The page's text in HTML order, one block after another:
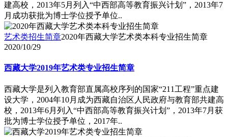
建高校，2013年5月列入“中西部高等教育振兴计划”，2013年7
月成功获批为博士学位授予单位..
艺术类招生简章2020年西藏大学艺术类本科专业招生简章
2020/10/29
西藏大学2019年艺术类专业招生简章
西藏大学是列入教育部直属高校序列的国家“211工程”重点建
设大学，2004年10月成为西藏自治区人民政府与教育部共建高
校，2013年6月列入“中西部高等教育振兴计划”，2013年7月获
批为博士学位授予单位，2017年..